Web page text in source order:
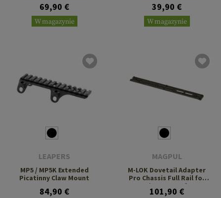
69,90 €
W magazynie
39,90 €
W magazynie
LEAPERS
MP5 / MP5K Extended
Picatinny Claw Mount
84,90 €
MAGPUL
M-LOK Dovetail Adapter
Pro Chassis Full Rail for
RRS/ARCA Interface
101,90 €